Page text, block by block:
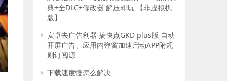
典+全DLC+修改器 解压即玩 【非虚拟机
版】
安卓去广告利器 搞快点GKD plus版 自动
开屏广告、应用内弹窗加速启动APP附规
则订阅源
下载速度慢怎么解决